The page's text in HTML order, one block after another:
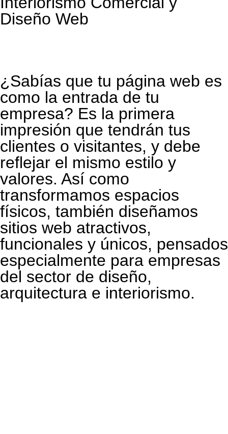
Diseño Web
¿Sabías que tu página web es
como la entrada de tu
empresa? Es la primera
impresión que tendrán tus
clientes o visitantes, y debe
reflejar el mismo estilo y
valores. Así como
transformamos espacios
físicos, también diseñamos
sitios web atractivos,
funcionales y únicos, pensados
especialmente para empresas
del sector de diseño,
arquitectura e interiorismo.